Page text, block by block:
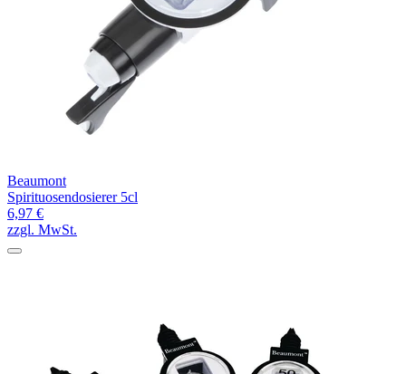
Beaumont
Spirituosendosierer 5cl
6,97 €
zzgl. MwSt.